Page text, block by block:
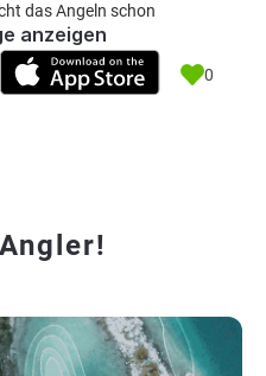
das Angeln schon
0
anzeigen